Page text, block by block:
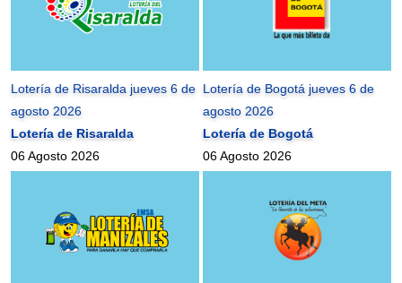
Lotería de Risaralda jueves 6 de
agosto 2026
Lotería de Risaralda
06 Agosto 2026
Lotería de Bogotá jueves 6 de
agosto 2026
Lotería de Bogotá
06 Agosto 2026